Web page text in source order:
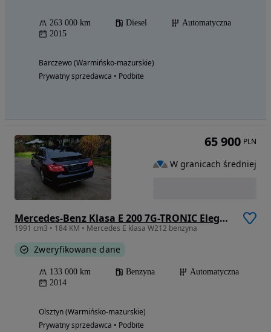
263 000 km Diesel
Automatyczna
2015
Barczewo (Warmińsko-mazurskie)
Prywatny sprzedawca • Podbite
Mercedes-Benz Klasa E 200 7G-TRONIC Elegance
1991 cm3 • 184 KM • Mercedes E klasa W212 benzyna
Zweryfikowane dane
133 000 km Benzyna
Automatyczna
2014
Olsztyn (Warmińsko-mazurskie)
Prywatny sprzedawca • Podbite
65 900 PLN
W granicach średniej